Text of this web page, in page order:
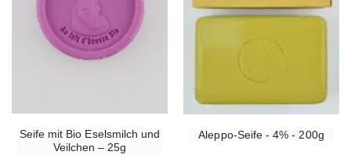
Seife mit Bio Eselsmilch und
Veilchen – 25g
Aleppo-Seife - 4% - 200g